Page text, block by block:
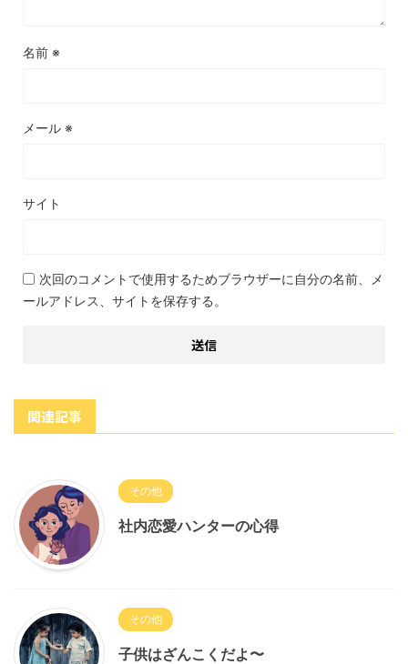
名前 ※
メール ※
サイト
次回のコメントで使用するためブラウザーに自分の名前、メ
ールアドレス、サイトを保存する。
関連記事
その他
社内恋愛ハンターの心得
その他
子供はざんこくだよ〜